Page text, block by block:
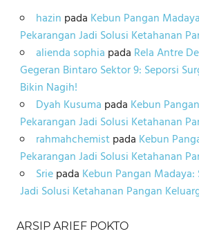
hazin pada Kebun Pangan
Pekarangan Jadi Solusi Ketahanan
alienda sophia pada Rela Antre
Gegeran Bintaro Sektor 9: Seporsi
Bikin Nagih!
Dyah Kusuma pada Kebun
Pekarangan Jadi Solusi Ketahanan
rahmahchemistpada Kebun
Pekarangan Jadi Solusi Ketahanan
Sriepada Kebun Pangan
Jadi Solusi Ketahanan Pangan
ARSIP ARIEF POKTO